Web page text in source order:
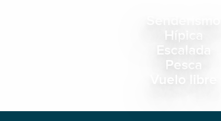
Hípica
Escalada
Pesca